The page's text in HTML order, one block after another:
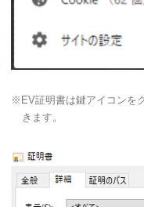
※EV証明書は鍵アイコンを
きます。